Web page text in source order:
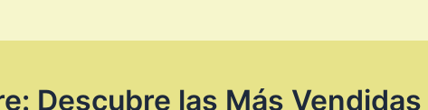
Descubre las Más Vendidas